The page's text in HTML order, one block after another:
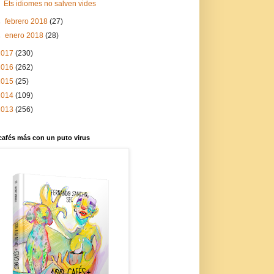
Ets idiomes no salven vides
febrero 2018(27)
enero 2018(28)
(230)
(262)
(25)
(109)
(256)
más con un puto virus